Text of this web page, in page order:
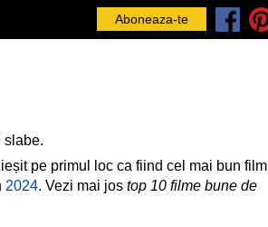
Aboneaza-te
slabe.
pe primul loc ca fiind cel mai bun film
2024. Vezi mai jos top 10 filme bune de